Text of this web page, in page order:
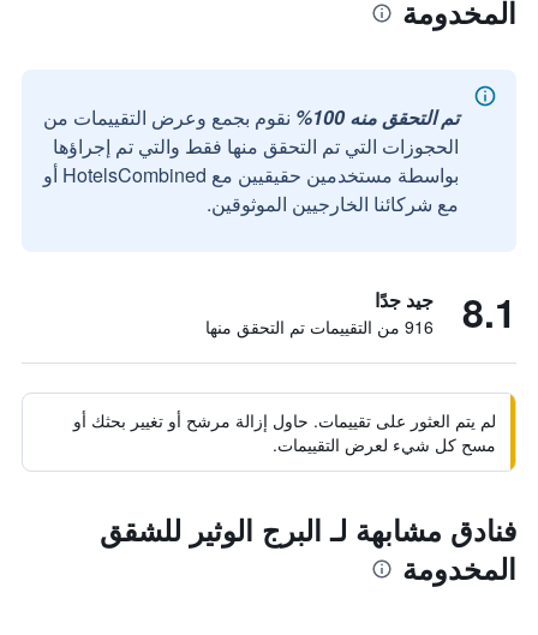
المخدومة
تم التحقق منه 100%
نقوم بجمع وعرض التقييمات من
الحجوزات التي تم التحقق منها فقط والتي تم إجراؤها
بواسطة مستخدمين حقيقيين مع HotelsCombined أو
مع شركائنا الخارجيين الموثوقين.
8.1 جيد جدًا
916 من التقييمات تم التحقق منها
لم يتم العثور على تقييمات. حاول إزالة مرشح أو تغيير بحثك أو
مسح كل شيء لعرض التقييمات.
فنادق مشابهة لـ البرج الوثير للشقق
المخدومة